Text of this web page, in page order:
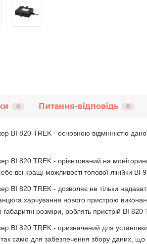
0 Питання-відповідь 0
BI 820 TREK - основною відмінністю
BI 820 TREK - орієнтований на моніторинг
всі кращі можливості топової лінійки BI
BI 820 TREK - дозволяє не тільки
харчування нового пристрою
габаритні розміри, роблять пристрій BI
BI 820 TREK - призначений для
само для забезпечення збору даних, що